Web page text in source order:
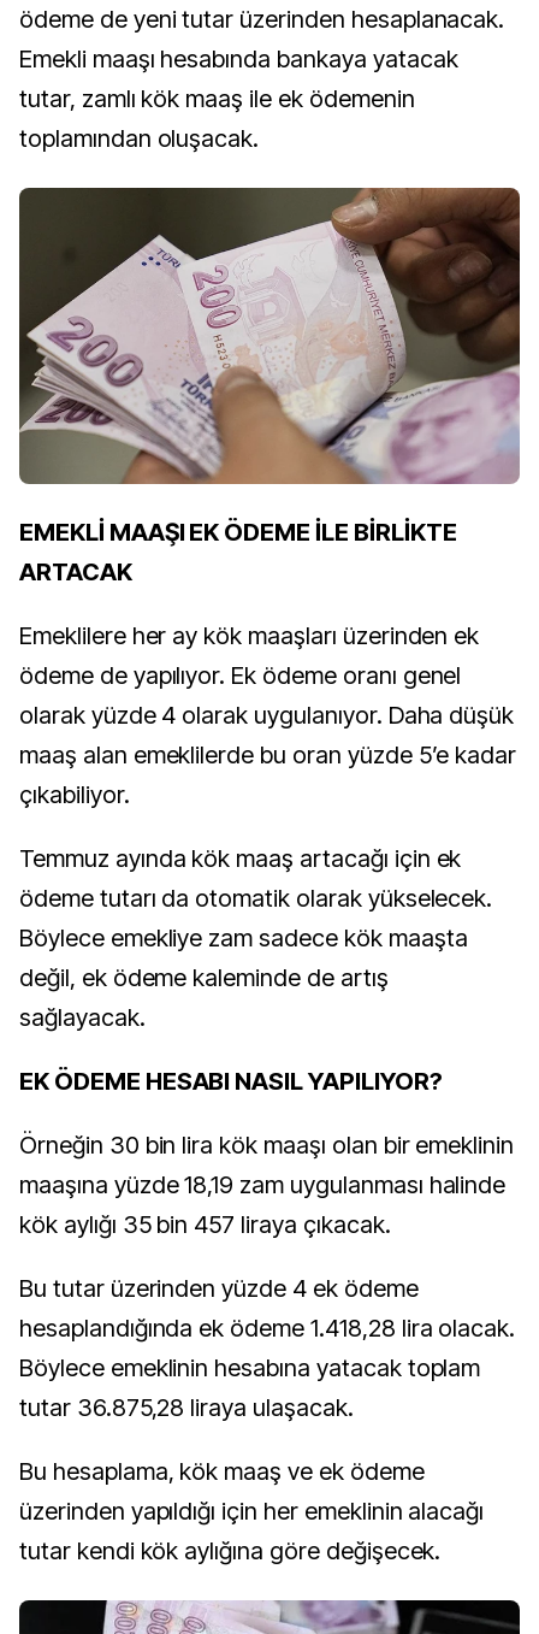
ödeme de yeni tutar üzerinden hesaplanacak.
Emekli maaşı hesabında bankaya yatacak
tutar, zamlı kök maaş ile ek ödemenin
toplamından oluşacak.
EMEKLİ MAAŞI EK ÖDEME İLE BİRLİKTE
ARTACAK
Emeklilere her ay kök maaşları üzerinden ek
ödeme de yapılıyor. Ek ödeme oranı genel
olarak yüzde 4 olarak uygulanıyor. Daha düşük
maaş alan emeklilerde bu oran yüzde 5’e kadar
çıkabiliyor.
Temmuz ayında kök maaş artacağı için ek
ödeme tutarı da otomatik olarak yükselecek.
Böylece emekliye zam sadece kök maaşta
değil, ek ödeme kaleminde de artış
sağlayacak.
EK ÖDEME HESABI NASIL YAPILIYOR?
Örneğin 30 bin lira kök maaşı olan bir emeklinin
maaşına yüzde 18,19 zam uygulanması halinde
kök aylığı 35 bin 457 liraya çıkacak.
Bu tutar üzerinden yüzde 4 ek ödeme
hesaplandığında ek ödeme 1.418,28 lira olacak.
Böylece emeklinin hesabına yatacak toplam
tutar 36.875,28 liraya ulaşacak.
Bu hesaplama, kök maaş ve ek ödeme
üzerinden yapıldığı için her emeklinin alacağı
tutar kendi kök aylığına göre değişecek.